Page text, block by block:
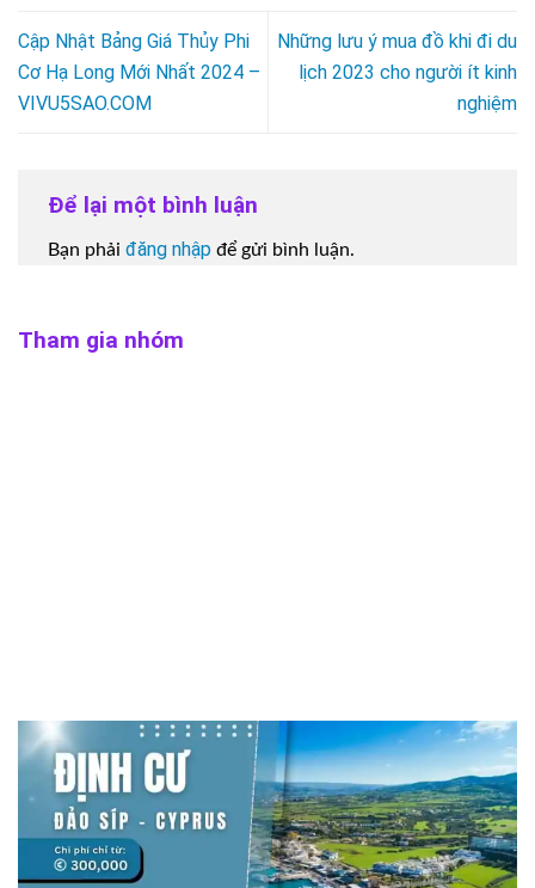
Cập Nhật Bảng Giá Thủy Phi
Cơ Hạ Long Mới Nhất 2024 –
VIVU5SAO.COM
Những lưu ý mua đồ khi đi du
lịch 2023 cho người ít kinh
nghiệm
Để lại một bình luận
Bạn phải đăng nhập để gửi bình luận.
Tham gia nhóm